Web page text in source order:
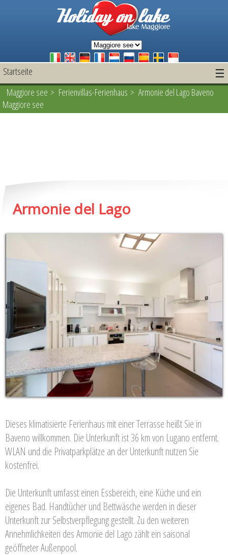
Startseite ☰
Maggiore see > Ferienvillas-Ferienhaus > Armonie del Lago Baveno
Maggiore see
Armonie del Lago
Dieses klimatisierte Ferienhaus mit einer Terrasse heißt Sie in
Baveno willkommen. Die Unterkunft ist 36 km von Lugano entfernt.
WLAN und die Privatparkplätze an der Unterkunft nutzen Sie
kostenfrei.
Die Unterkunft umfasst einen Essbereich, eine Küche und ein
eigenes Bad. Handtücher und Bettwäsche werden in dieser
Unterkunft zur Selbstverpflegung gestellt. Zu den weiteren
Annehmlichkeiten des Armonie del Lago zählt ein saisonal
geöffneter Außenpool.